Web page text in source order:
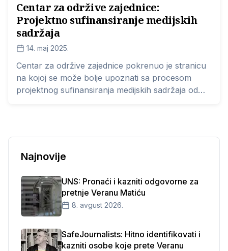
Centar za održive zajednice:
Projektno sufinansiranje medijskih
sadržaja
14. maj 2025.
Centar za održive zajednice pokrenuo je stranicu
na kojoj se može bolje upoznati sa procesom
projektnog sufinansiranja medijskih sadržaja od
Najnovije
UNS: Pronaći i kazniti odgovorne za
pretnje Veranu Matiću
8. avgust 2026.
SafeJournalists: Hitno identifikovati i
kazniti osobe koje prete Veranu